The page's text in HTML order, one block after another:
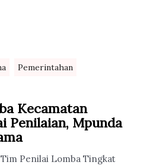
Pemerintahan
Kecamatan
Penilaian, Mpunda
Penilai Lomba Tingkat